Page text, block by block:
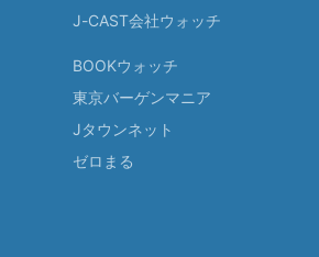
J-CAST会社ウォッチ
BOOKウォッチ
東京バーゲンマニア
Jタウンネット
ゼロまる